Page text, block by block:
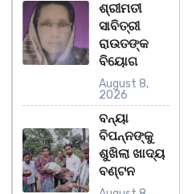
ଶ୍ରୀମତୀ
ସାବିତ୍ରୀ
ରାଉତଙ୍କ
ବିୟୋଗ
August 8,
2026
ବନ୍ୟା
ବିପନ୍ନଙ୍କୁ
ଶୁଖିଲା ଖାଦ୍ୟ
ବଣ୍ଟନ